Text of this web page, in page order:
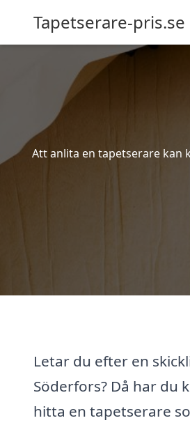
Tapetserare-pris.se
Att anlita en tapetserare kan
Letar du efter en
Söderfors? Då har du
hitta en tapetserare